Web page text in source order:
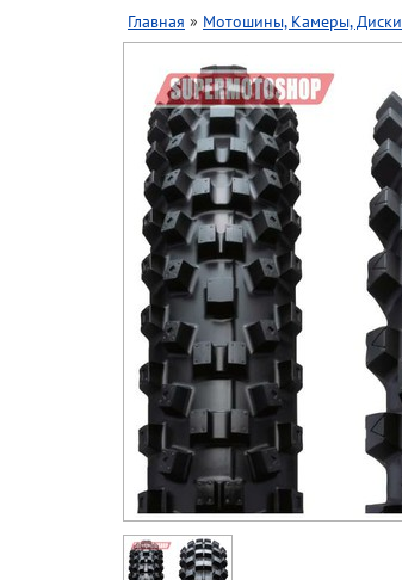
Главная » Мотошины, Камеры, Диски